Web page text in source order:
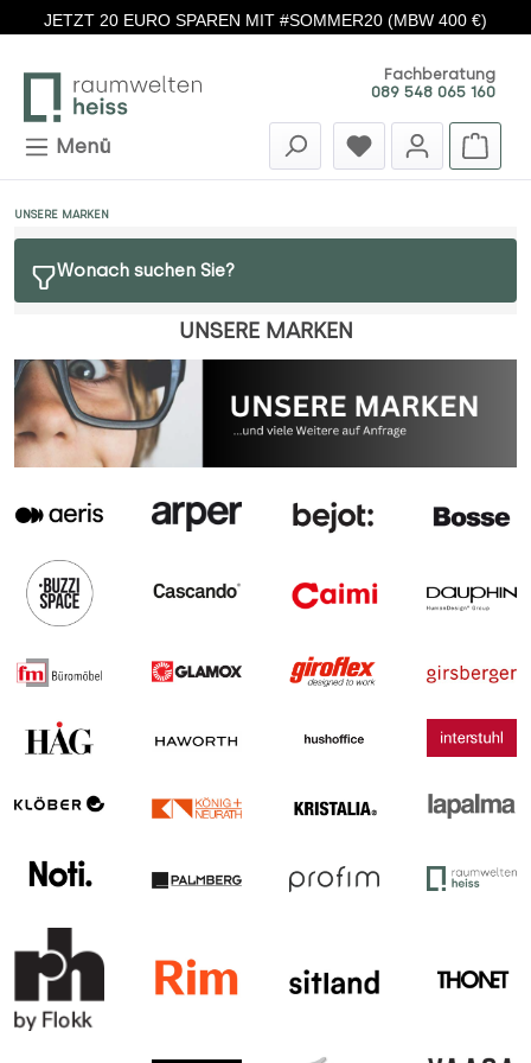
Zum Hauptinhalt springen
JETZT 20 EURO SPAREN MIT #SOMMER20 (MBW 400 €)
Fachberatung
089 548 065 160
Menü
UNSERE MARKEN
Wonach suchen Sie?
UNSERE MARKEN